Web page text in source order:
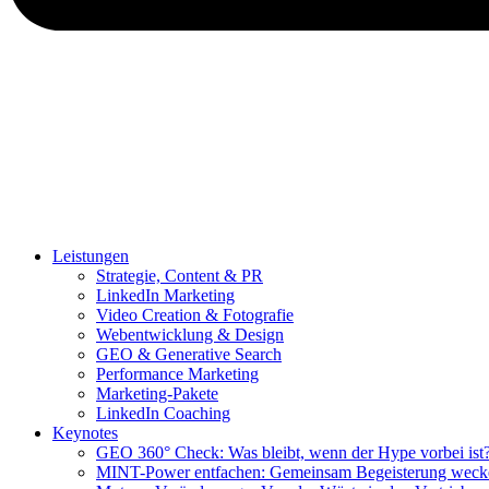
Leistungen
Strategie, Content & PR
LinkedIn Marketing
Video Creation & Fotografie
Webentwicklung & Design
GEO & Generative Search
Performance Marketing
Marketing-Pakete
LinkedIn Coaching
Keynotes
GEO 360° Check: Was bleibt, wenn der Hype vorbei
MINT-Power entfachen: Gemeinsam Begeisterung